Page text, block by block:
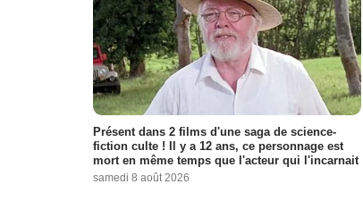
Présent dans 2 films d'une saga de science-
fiction culte ! Il y a 12 ans, ce personnage est
mort en même temps que l'acteur qui l'incarnait
samedi 8 août 2026